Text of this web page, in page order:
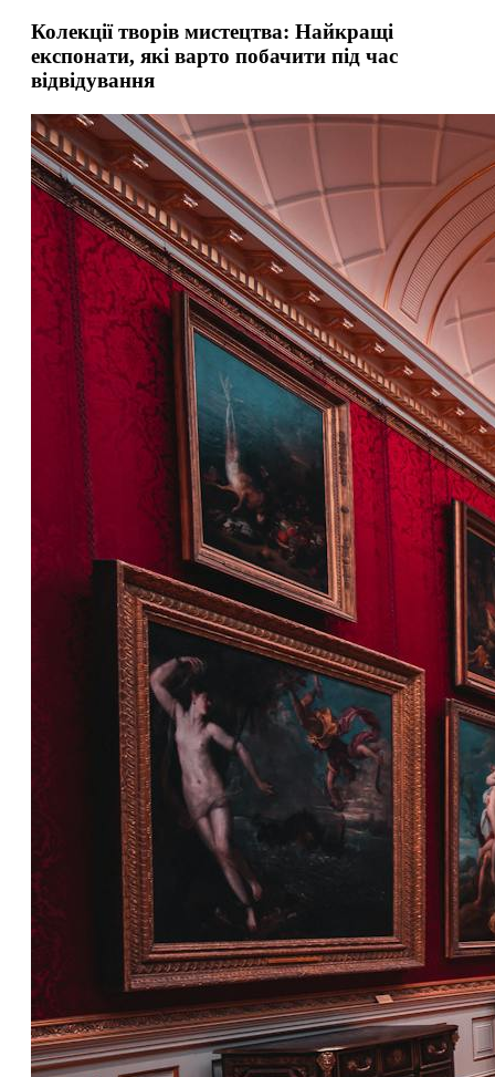
Колекції творів мистецтва: Найкращі
експонати, які варто побачити під час
відвідування